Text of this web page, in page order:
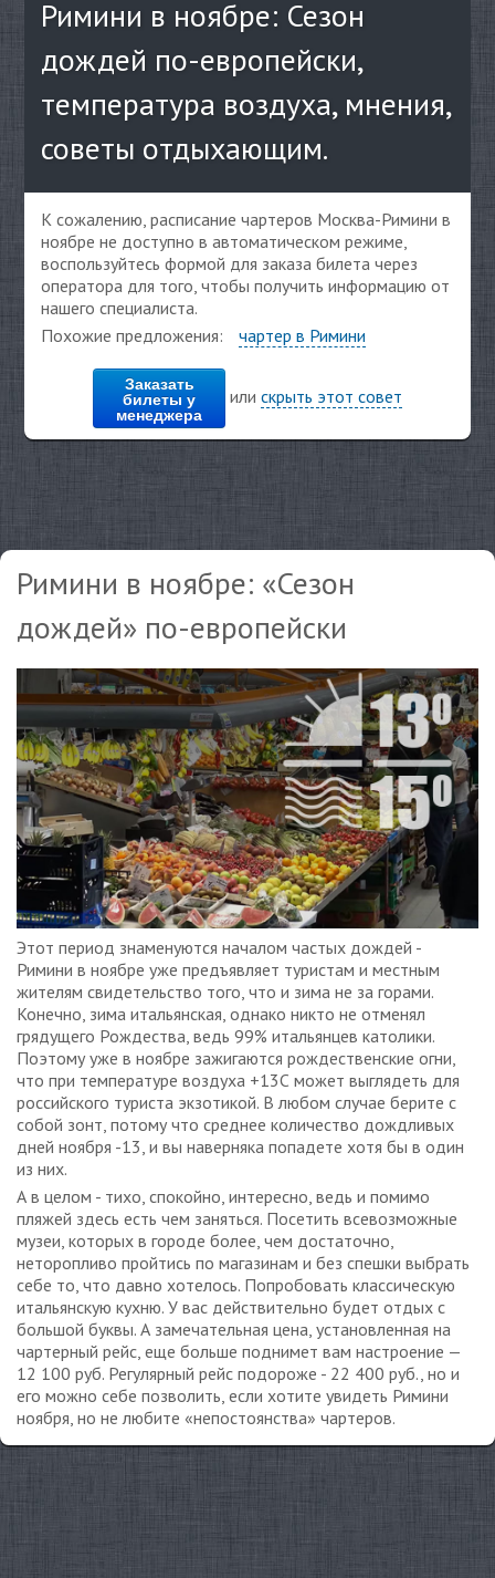
Римини в ноябре: Сезон
дождей по-европейски,
температура воздуха, мнения,
советы отдыхающим.
К сожалению, расписание чартеров Москва-Римини в
ноябре не доступно в автоматическом режиме,
воспользуйтесь формой для заказа билета через
оператора для того, чтобы получить информацию от
нашего специалиста.
Похожие предложения:
чартер в Римини
Заказать
билеты у
менеджера
или скрыть этот совет
Римини в ноябре: «Сезон
дождей» по-европейски
Этот период знаменуются началом частых дождей -
Римини в ноябре уже предъявляет туристам и местным
жителям свидетельство того, что и зима не за горами.
Конечно, зима итальянская, однако никто не отменял
грядущего Рождества, ведь 99% итальянцев католики.
Поэтому уже в ноябре зажигаются рождественские огни,
что при температуре воздуха +13С может выглядеть для
российского туриста экзотикой. В любом случае берите с
собой зонт, потому что среднее количество дождливых
дней ноября -13, и вы наверняка попадете хотя бы в один
из них.
А в целом - тихо, спокойно, интересно, ведь и помимо
пляжей здесь есть чем заняться. Посетить всевозможные
музеи, которых в городе более, чем достаточно,
неторопливо пройтись по магазинам и без спешки выбрать
себе то, что давно хотелось. Попробовать классическую
итальянскую кухню. У вас действительно будет отдых с
большой буквы. А замечательная цена, установленная на
чартерный рейс, еще больше поднимет вам настроение —
12 100 руб. Регулярный рейс подороже - 22 400 руб., но и
его можно себе позволить, если хотите увидеть Римини
ноября, но не любите «непостоянства» чартеров.